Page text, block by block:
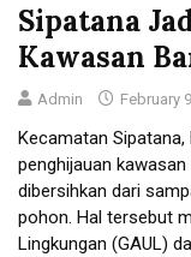
Sipatana
Kawasan
Admin February
Kecamatan
penghijauan
dibersihkan dari
pohon. Hal tersebut
Lingkungan (GAUL)